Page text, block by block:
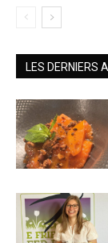
LES DERNIERS